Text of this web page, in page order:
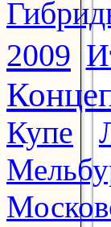
2009
Купе